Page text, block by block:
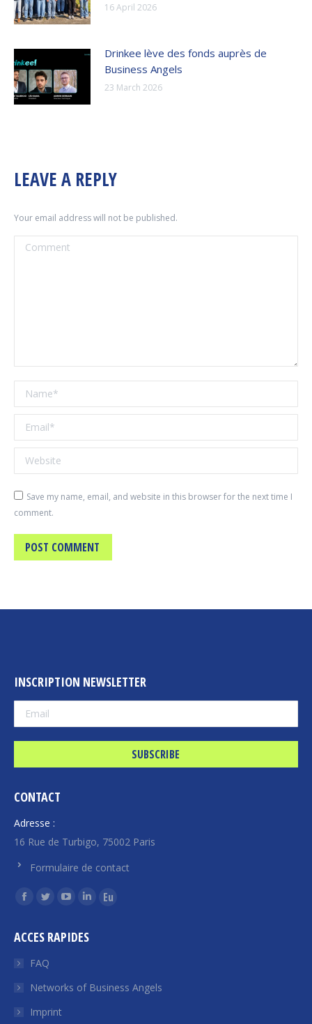
16 April 2026
Drinkee lève des fonds auprès de
Business Angels
23 March 2026
LEAVE A REPLY
Your email address will not be published.
Comment
Name *
Email *
Website
Save my name, email, and website in this browser for the next time I
comment.
POST COMMENT
INSCRIPTION NEWSLETTER
CONTACT
Adresse :
16 Rue de Turbigo, 75002 Paris
Formulaire de contact
Find us on:
Facebook
opens
window
Twitter
opens
in
window
YouTube
opens
window
Linkedin
opens
window
Euroquity
window
ACCES RAPIDES
FAQ
Networks of Business Angels
Imprint